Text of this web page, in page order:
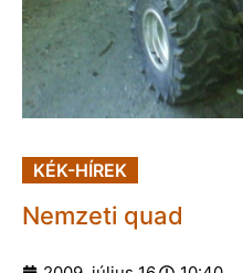
KÉK-HÍREK
Nemzeti quad